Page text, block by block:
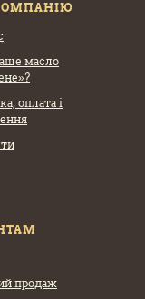
масло
оплатаі
продаж